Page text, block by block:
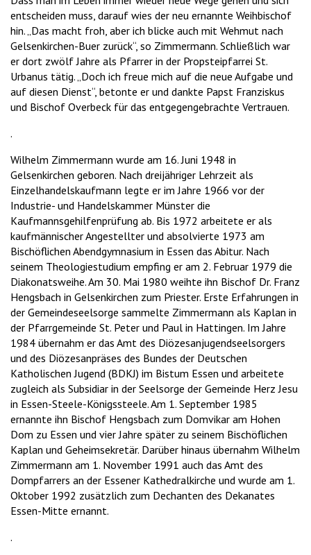
entscheiden muss, darauf wies der neu ernannte Weihbischof
hin. „Das macht froh, aber ich blicke auch mit Wehmut nach
Gelsenkirchen-Buer zurück“, so Zimmermann. Schließlich war
er dort zwölf Jahre als Pfarrer in der Propsteipfarrei St.
Urbanus tätig. „Doch ich freue mich auf die neue Aufgabe und
auf diesen Dienst“, betonte er und dankte Papst Franziskus
und Bischof Overbeck für das entgegengebrachte Vertrauen.
.
Wilhelm Zimmermann wurde am 16. Juni 1948 in
Gelsenkirchen geboren. Nach dreijähriger Lehrzeit als
Einzelhandelskaufmann legte er im Jahre 1966 vor der
Industrie- und Handelskammer Münster die
Kaufmannsgehilfenprüfung ab. Bis 1972 arbeitete er als
kaufmännischer Angestellter und absolvierte 1973 am
Bischöflichen Abendgymnasium in Essen das Abitur. Nach
seinem Theologiestudium empfing er am 2. Februar 1979 die
Diakonatsweihe. Am 30. Mai 1980 weihte ihn Bischof Dr. Franz
Hengsbach in Gelsenkirchen zum Priester. Erste Erfahrungen in
der Gemeindeseelsorge sammelte Zimmermann als Kaplan in
der Pfarrgemeinde St. Peter und Paul in Hattingen. Im Jahre
1984 übernahm er das Amt des Diözesanjugendseelsorgers
und des Diözesanpräses des Bundes der Deutschen
Katholischen Jugend (BDKJ) im Bistum Essen und arbeitete
zugleich als Subsidiar in der Seelsorge der Gemeinde Herz Jesu
in Essen-Steele-Königssteele. Am 1. September 1985
ernannte ihn Bischof Hengsbach zum Domvikar am Hohen
Dom zu Essen und vier Jahre später zu seinem Bischöflichen
Kaplan und Geheimsekretär. Darüber hinaus übernahm Wilhelm
Zimmermann am 1. November 1991 auch das Amt des
Dompfarrers an der Essener Kathedralkirche und wurde am 1.
Oktober 1992 zusätzlich zum Dechanten des Dekanates
Essen-Mitte ernannt.
.